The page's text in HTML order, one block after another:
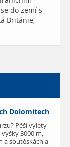
do zemí s
Británie,
Dolomitech
Pěší výlety
3000 m,
a soutěskách a